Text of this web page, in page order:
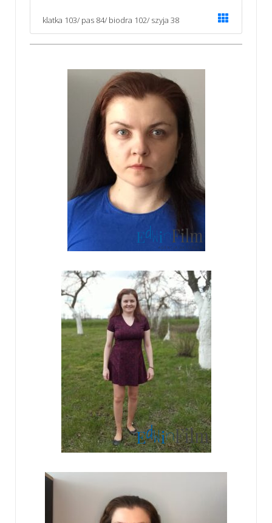
klatka 103/ pas 84/ biodra 102/ szyja 38